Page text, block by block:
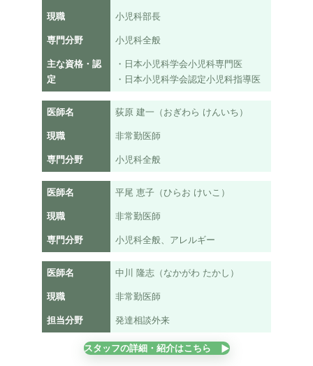
現職 小児科部長
専門分野 小児科全般
主な資格・認
定
・日本小児科学会小児科専門医
・日本小児科学会認定小児科指導医
医師名 荻原 建一（おぎわら けんいち）
現職 非常勤医師
専門分野 小児科全般
医師名 平尾 恵子（ひらお けいこ）
現職 非常勤医師
専門分野 小児科全般、アレルギー
医師名 中川 隆志（なかがわ たかし）
現職 非常勤医師
担当分野 発達相談外来
スタッフの詳細・紹介はこちら